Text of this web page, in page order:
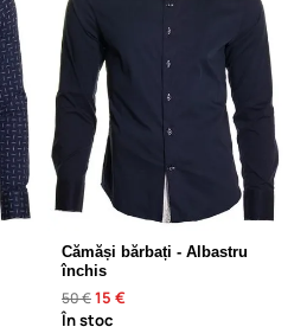
Cămăși bărbați - Albastru
închis
50 €15 €
În stoc